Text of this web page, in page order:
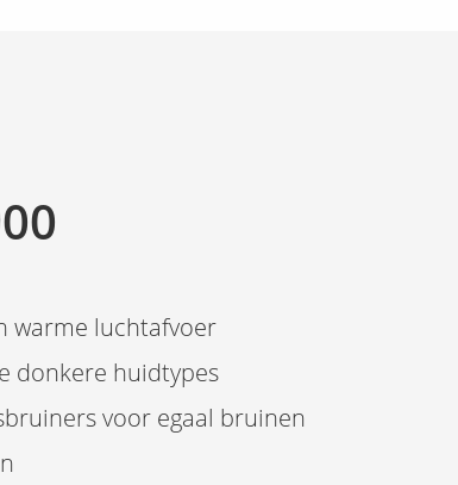
warme luchtafvoer
donkere huidtypes
voor egaal bruinen